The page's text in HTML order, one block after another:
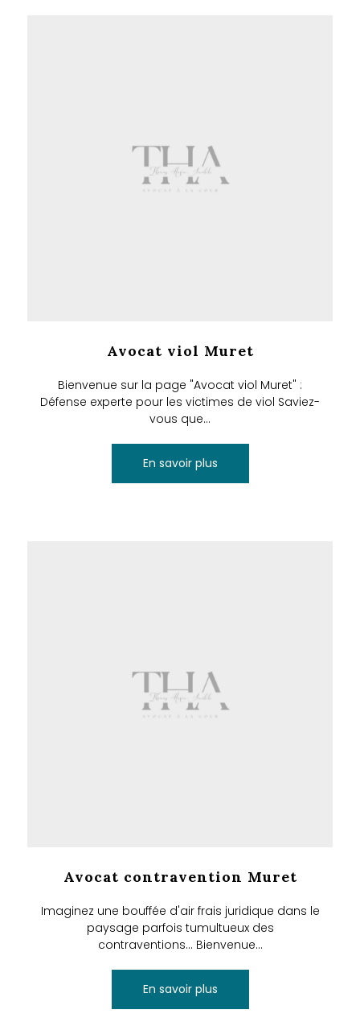
Avocat viol Muret
Bienvenue sur la page "Avocat viol Muret" :
Défense experte pour les victimes de viol Saviez-
vous que...
En savoir plus
Avocat contravention Muret
Imaginez une bouffée d'air frais juridique dans le
paysage parfois tumultueux des
contraventions... Bienvenue...
En savoir plus